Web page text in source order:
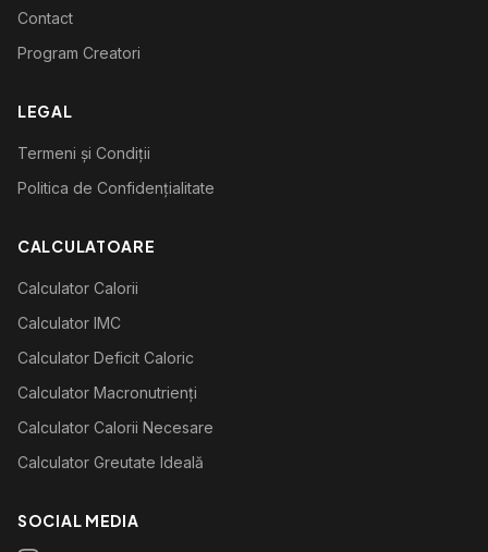
Contact
Program Creatori
LEGAL
Termeni și Condiții
Politica de Confidențialitate
CALCULATOARE
Calculator Calorii
Calculator IMC
Calculator Deficit Caloric
Calculator Macronutrienți
Calculator Calorii Necesare
Calculator Greutate Ideală
SOCIAL MEDIA